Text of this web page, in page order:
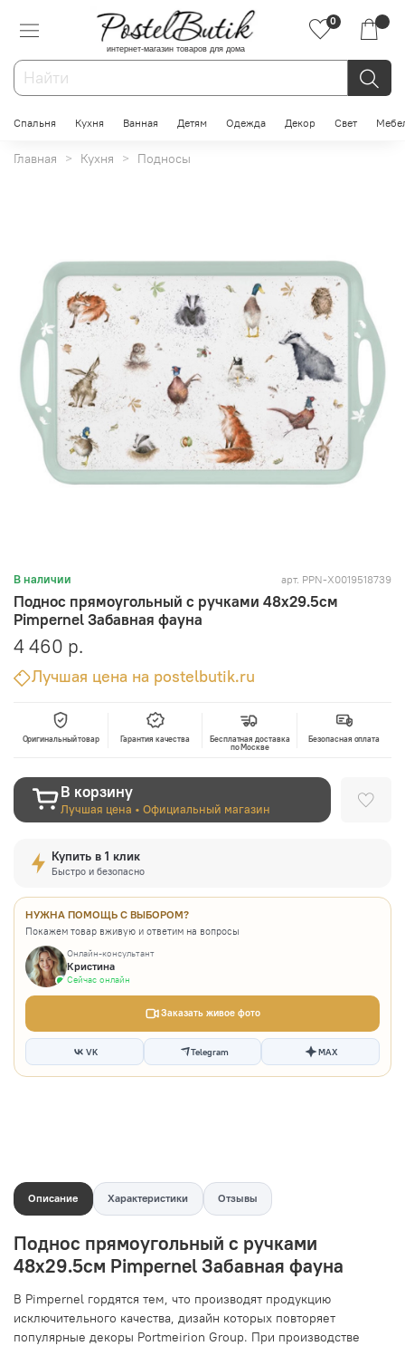
интернет-магазин товаров для дома
0
Спальня Кухня Ванная Детям Одежда Декор Свет
Главная Кухня Подносы
В наличии арт. PPN-X0019518739
Поднос прямоугольный с ручками 48х29.5см
Pimpernel Забавная фауна
4 460 р.
Лучшая цена на postelbutik.ru
Оригинальный товар Гарантия качества
Бесплатная доставка
по Москве
Безопасная оплата
В корзину
Лучшая цена • Официальный магазин
Купить в 1 клик
Быстро и безопасно
НУЖНА ПОМОЩЬ С ВЫБОРОМ?
Покажем товар вживую и ответим на вопросы
Онлайн-консультант
Кристина
Сейчас онлайн
Заказать живое фото
VK Telegram MAX
Описание Характеристики Отзывы
Поднос прямоугольный с ручками
48х29.5см Pimpernel Забавная фауна
В Pimpernel гордятся тем, что производят продукцию
исключительного качества, дизайн которых повторяет
популярные декоры Portmeirion Group. При производстве